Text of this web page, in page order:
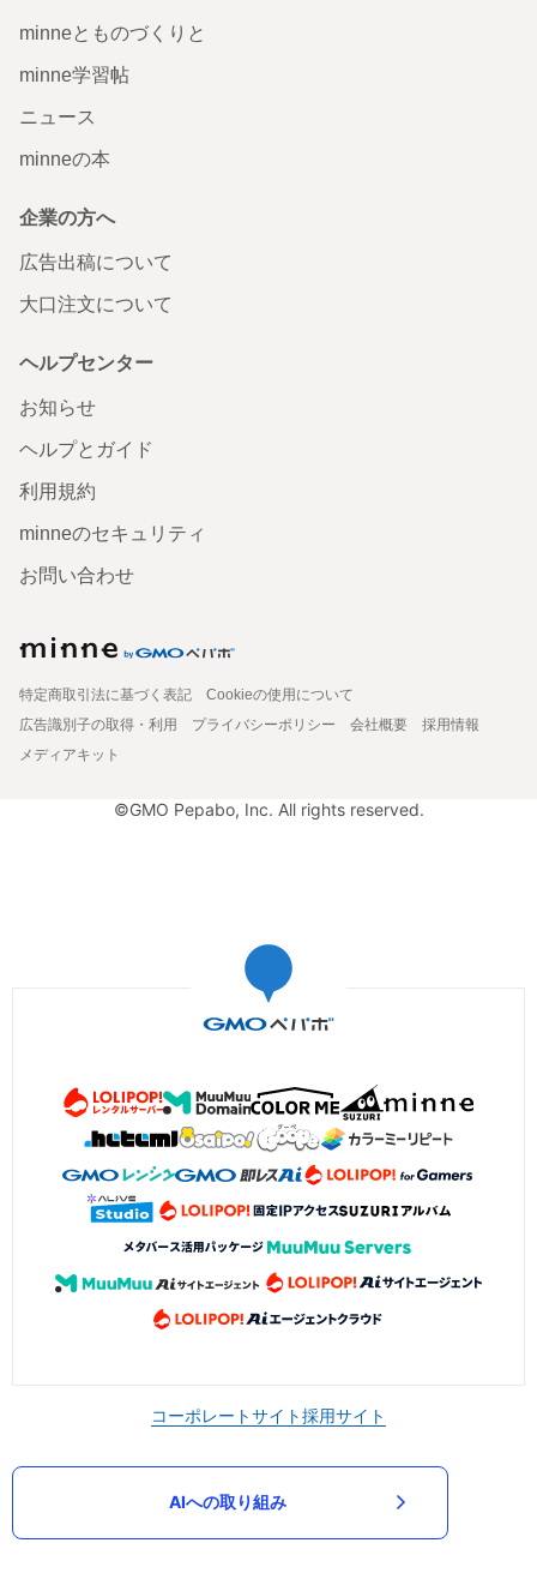
minneとものづくりと
minne学習帖
ニュース
minneの本
企業の方へ
広告出稿について
大口注文について
ヘルプセンター
お知らせ
ヘルプとガイド
利用規約
minneのセキュリティ
お問い合わせ
特定商取引法に基づく表記
Cookieの使用について
広告識別子の取得・利用
プライバシーポリシー 会社概要
採用情報
メディアキット
©GMO Pepabo, Inc. All rights reserved.
コーポレートサイト採用サイト
AIへの取り組み